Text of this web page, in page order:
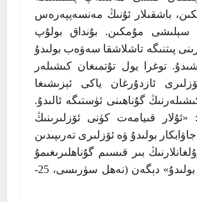
باشقىلار ئۇنىڭ مەنسەپپەرەس
سېلىشى مۇمكىن. بۇنداق بولۇپ
پىتنىگە تاشلاشقا سەۋەب بولىدۇ
توغرا يول تۇتمىغان كىشىلەر
ئازدۇرغان ياكى ئېزىشىغا
گۇناھىنى ئۈستىگە ئالىدۇ.
«ئۇلار قىيامەت كۈنى ئۆزلىرىنىڭ
بولىدۇ ۋە ئۆزلىرى تەرىپىدىن
بىر قىسىم گۇناھلىرىغىمۇ
ئۆزلىرى جاۋابكار بولىدۇ» دېگەن (نەھل سۈرىسى، 25-